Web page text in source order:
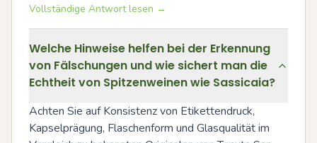
Vollständige Antwort lesen →
Welche Hinweise helfen bei der Erkennung
von Fälschungen und wie sichert man die
Echtheit von Spitzenweinen wie Sassicaia?
Achten Sie auf Konsistenz von Etikettendruck,
Kapselprägung, Flaschenform und Glasqualität im